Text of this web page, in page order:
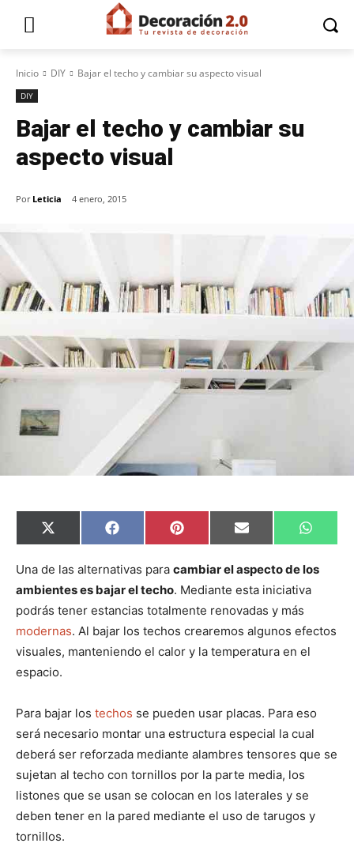
Inicio DIY Bajar el techo y cambiar su aspecto visual
DIY
Bajar el techo y cambiar su
aspecto visual
Por Leticia 4 enero, 2015
C
o
p
r
i
r
e
n
X
(
w
t
e
r
)
C
o
p
r
i
r
e
n
F
a
e
o
o
k
C
o
p
r
i
r
e
n
P
i
t
r
e
s
t
C
o
p
a
r
i
r
e
n
E
m
i
l
C
o
p
r
r
e
W
h
t
Una de las alternativas para cambiar el aspecto de los
ambientes es bajar el techo. Mediante esta iniciativa
podrás tener estancias totalmente renovadas y más
modernas. Al bajar los techos crearemos algunos efectos
visuales, manteniendo el calor y la temperatura en el
espacio.
Para bajar los techos se pueden usar placas. Para eso
será necesario montar una estructura especial la cual
deberá ser reforzada mediante alambres tensores que se
sujetan al techo con tornillos por la parte media, los
listones que se usan se colocan en los laterales y se
deben tener en la pared mediante el uso de tarugos y
tornillos.